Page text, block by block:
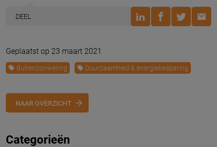
DEEL
Geplaatst op 23 maart 2021
Buitenzonwering Duurzaamheid & energiebesparing
NAAR OVERZICHT
Categorieën